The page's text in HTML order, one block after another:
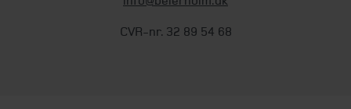
CVR-nr. 32 89 54 68